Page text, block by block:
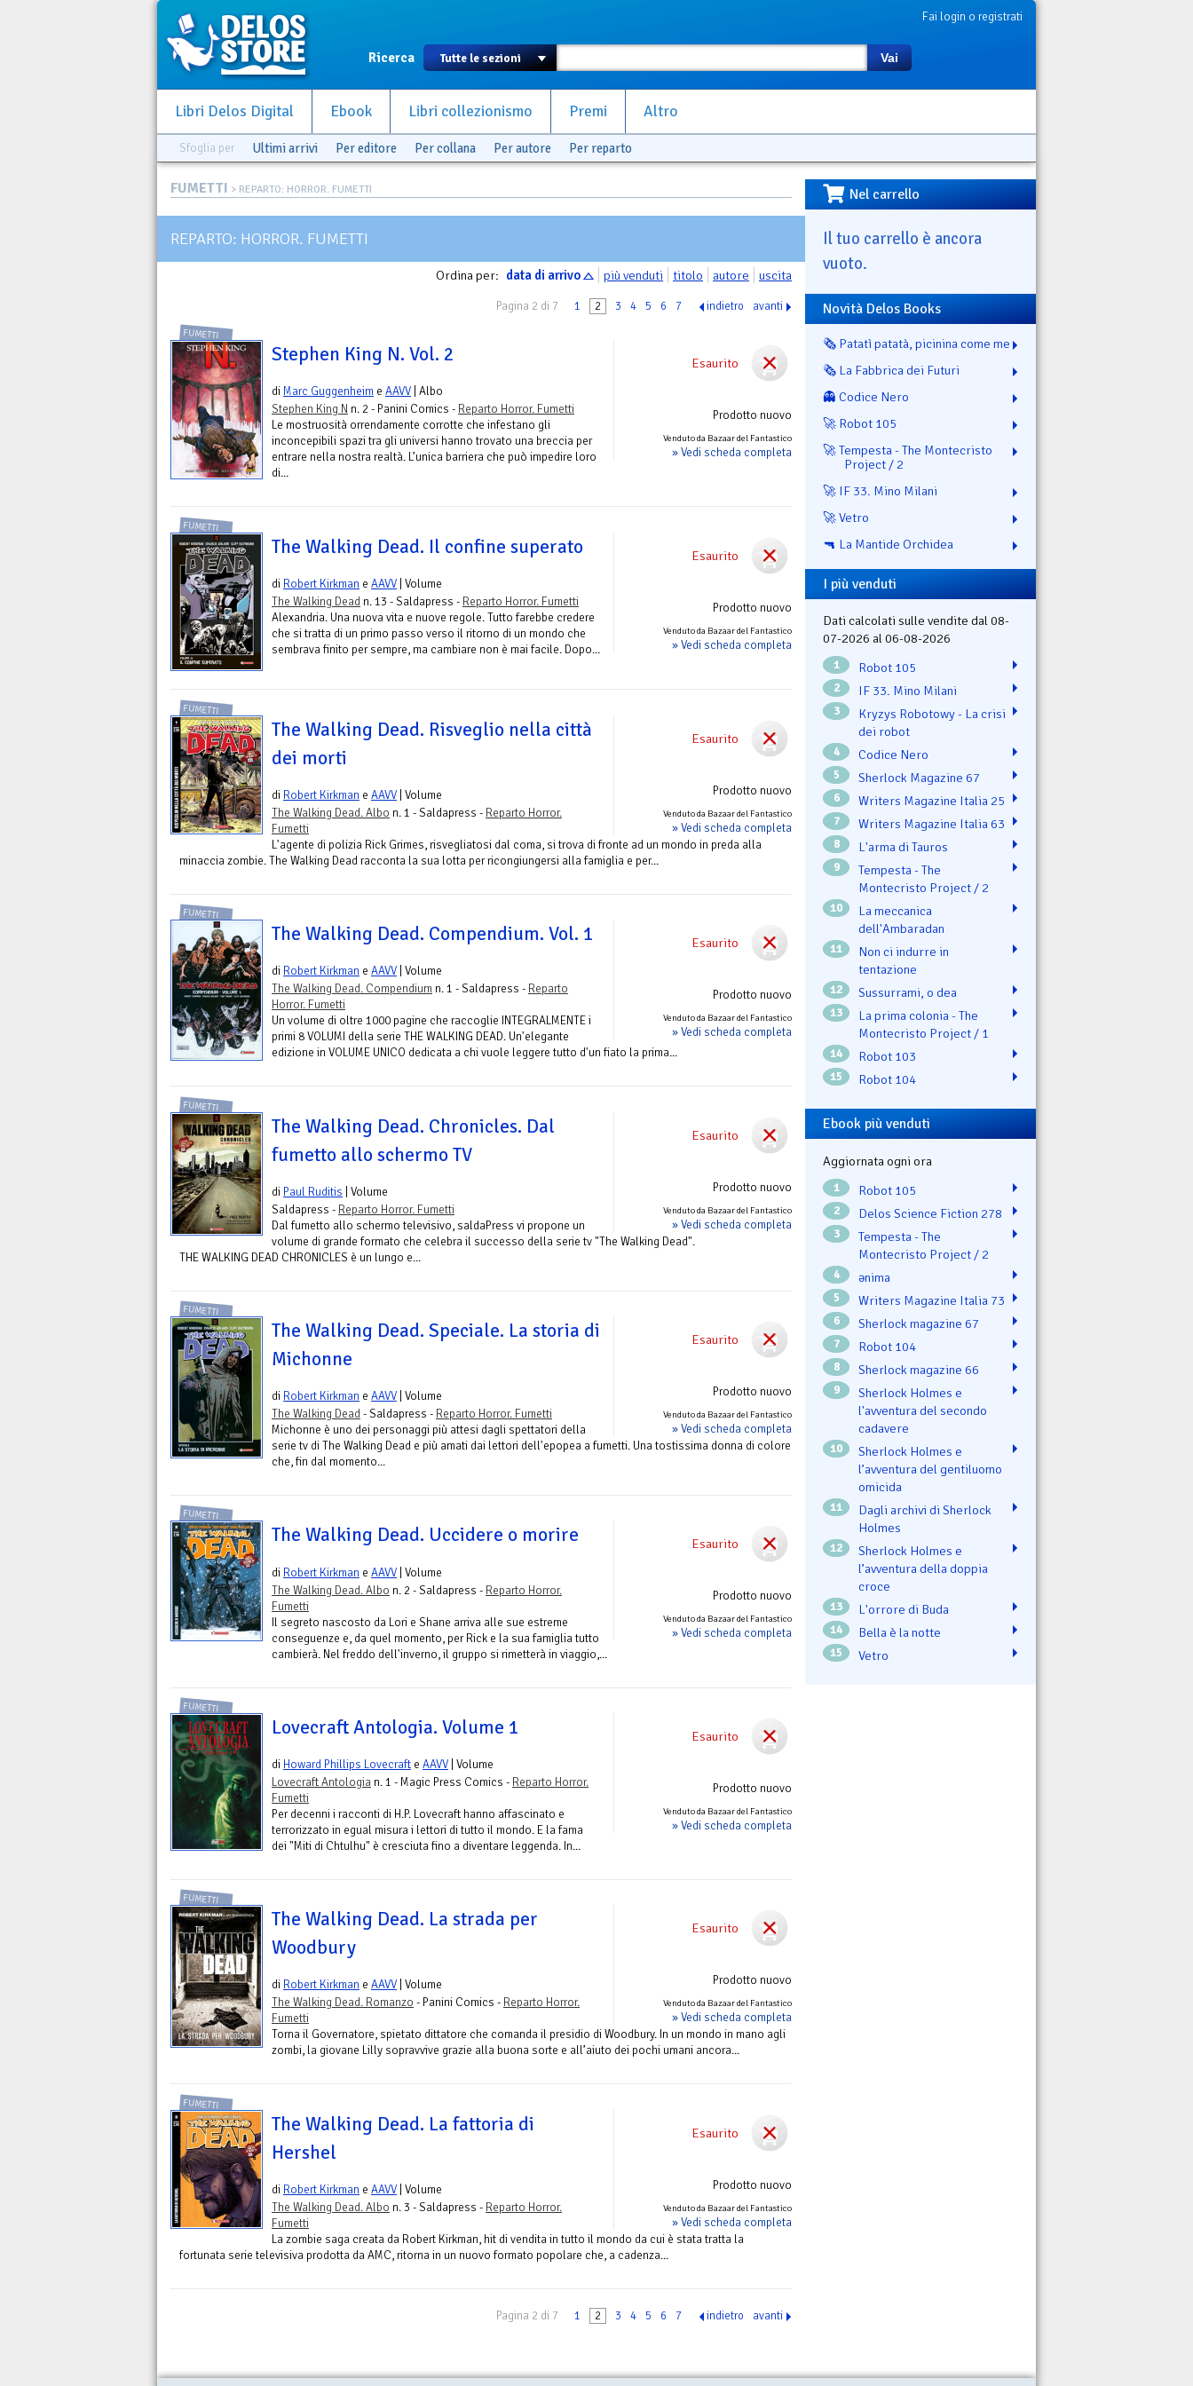
Fai login o registrati
Ricerca Vai
Libri Delos Digital Ebook Libri collezionismo Premi Altro
Sfoglia per Ultimi arrivi Per editore Per collana Per autore Per reparto
FUMETTI > REPARTO: HORROR. FUMETTI
REPARTO: HORROR. FUMETTI
Ordina per: data di arrivo più venduti titolo autore uscita
Pagina 2 di 7 1 2 3 4 5 6 7 indietro avanti
Esaurito
Prodotto nuovo
Venduto da Bazaar del Fantastico
» Vedi scheda completa
FUMETTI
Stephen King N. Vol. 2
di Marc Guggenheim e AAVV | Albo
Stephen King N n. 2 - Panini Comics - Reparto Horror. Fumetti
Le mostruosità orrendamente corrotte che infestano gli
inconcepibili spazi tra gli universi hanno trovato una breccia per
entrare nella nostra realtà. L’unica barriera che può impedire loro
di...
Esaurito
Prodotto nuovo
Venduto da Bazaar del Fantastico
» Vedi scheda completa
FUMETTI
The Walking Dead. Il confine superato
di Robert Kirkman e AAVV | Volume
The Walking Dead n. 13 - Saldapress - Reparto Horror. Fumetti
Alexandria. Una nuova vita e nuove regole. Tutto farebbe credere
che si tratta di un primo passo verso il ritorno di un mondo che
sembrava finito per sempre, ma cambiare non è mai facile. Dopo...
Esaurito
Prodotto nuovo
Venduto da Bazaar del Fantastico
» Vedi scheda completa
FUMETTI
The Walking Dead. Risveglio nella città
dei morti
di Robert Kirkman e AAVV | Volume
The Walking Dead. Albo n. 1 - Saldapress - Reparto Horror.
Fumetti
L'agente di polizia Rick Grimes, risvegliatosi dal coma, si trova di fronte ad un mondo in preda alla
minaccia zombie. The Walking Dead racconta la sua lotta per ricongiungersi alla famiglia e per...
Esaurito
Prodotto nuovo
Venduto da Bazaar del Fantastico
» Vedi scheda completa
FUMETTI
The Walking Dead. Compendium. Vol. 1
di Robert Kirkman e AAVV | Volume
The Walking Dead. Compendium n. 1 - Saldapress - Reparto
Horror. Fumetti
Un volume di oltre 1000 pagine che raccoglie INTEGRALMENTE i
primi 8 VOLUMI della serie THE WALKING DEAD. Un'elegante
edizione in VOLUME UNICO dedicata a chi vuole leggere tutto d'un fiato la prima...
Esaurito
Prodotto nuovo
Venduto da Bazaar del Fantastico
» Vedi scheda completa
FUMETTI
The Walking Dead. Chronicles. Dal
fumetto allo schermo TV
di Paul Ruditis | Volume
Saldapress - Reparto Horror. Fumetti
Dal fumetto allo schermo televisivo, saldaPress vi propone un
volume di grande formato che celebra il successo della serie tv "The Walking Dead".
THE WALKING DEAD CHRONICLES è un lungo e...
Esaurito
Prodotto nuovo
Venduto da Bazaar del Fantastico
» Vedi scheda completa
FUMETTI
The Walking Dead. Speciale. La storia di
Michonne
di Robert Kirkman e AAVV | Volume
The Walking Dead- Saldapress - Reparto Horror. Fumetti
Michonne è uno dei personaggi più attesi dagli spettatori della
serie tv di The Walking Dead e più amati dai lettori dell'epopea a fumetti. Una tostissima donna di colore
che, fin dal momento...
Esaurito
Prodotto nuovo
Venduto da Bazaar del Fantastico
» Vedi scheda completa
FUMETTI
The Walking Dead. Uccidere o morire
di Robert Kirkman e AAVV | Volume
The Walking Dead. Albo n. 2 - Saldapress - Reparto Horror.
Fumetti
Il segreto nascosto da Lori e Shane arriva alle sue estreme
conseguenze e, da quel momento, per Rick e la sua famiglia tutto
cambierà. Nel freddo dell'inverno, il gruppo si rimetterà in viaggio,...
Esaurito
Prodotto nuovo
Venduto da Bazaar del Fantastico
» Vedi scheda completa
FUMETTI
Lovecraft Antologia. Volume 1
di Howard Phillips Lovecraft e AAVV | Volume
Lovecraft Antologia n. 1 - Magic Press Comics - Reparto Horror.
Fumetti
Per decenni i racconti di H.P. Lovecraft hanno affascinato e
terrorizzato in egual misura i lettori di tutto il mondo. E la fama
dei "Miti di Chtulhu" è cresciuta fino a diventare leggenda. In...
Esaurito
Prodotto nuovo
Venduto da Bazaar del Fantastico
» Vedi scheda completa
FUMETTI
The Walking Dead. La strada per
Woodbury
di Robert Kirkman e AAVV | Volume
The Walking Dead. Romanzo - Panini Comics - Reparto Horror.
Fumetti
Torna il Governatore, spietato dittatore che comanda il presidio di Woodbury. In un mondo in mano agli
zombi, la giovane Lilly sopravvive grazie alla buona sorte e all’aiuto dei pochi umani ancora...
Esaurito
Prodotto nuovo
Venduto da Bazaar del Fantastico
» Vedi scheda completa
FUMETTI
The Walking Dead. La fattoria di
Hershel
di Robert Kirkman e AAVV | Volume
The Walking Dead. Albo n. 3 - Saldapress - Reparto Horror.
Fumetti
La zombie saga creata da Robert Kirkman, hit di vendita in tutto il mondo da cui è stata tratta la
fortunata serie televisiva prodotta da AMC, ritorna in un nuovo formato popolare che, a cadenza...
Pagina 2 di 7 1 2 3 4 5 6 7 indietro avanti
Nel carrello
Il tuo carrello è ancora
vuoto.
Novità Delos Books
🗞️ Patatì patatà, picinina come me
🗞️ La Fabbrica dei Futuri
👻 Codice Nero
🚀 Robot 105
🚀 Tempesta - The Montecristo
Project / 2
🚀 IF 33. Mino Milani
🚀 Vetro
🔫 La Mantide Orchidea
I più venduti
Dati calcolati sulle vendite dal 08-
07-2026 al 06-08-2026
1 Robot 105
2 IF 33. Mino Milani
3
Kryzys Robotowy - La crisi
dei robot
4 Codice Nero
5 Sherlock Magazine 67
6 Writers Magazine Italia 25
7 Writers Magazine Italia 63
8 L'arma di Tauros
9
Tempesta - The
Montecristo Project / 2
10
La meccanica
dell'Ambaradan
11
Non ci indurre in
tentazione
12 Sussurrami, o dea
13
La prima colonia - The
Montecristo Project / 1
14 Robot 103
15 Robot 104
Ebook più venduti
Aggiornata ogni ora
1 Robot 105
2 Delos Science Fiction 278
3
Tempesta - The
Montecristo Project / 2
4 ənima
5 Writers Magazine Italia 73
6 Sherlock magazine 67
7 Robot 104
8 Sherlock magazine 66
9
Sherlock Holmes e
l'avventura del secondo
cadavere
10
Sherlock Holmes e
l’avventura del gentiluomo
omicida
11
Dagli archivi di Sherlock
Holmes
12
Sherlock Holmes e
l’avventura della doppia
croce
13 L'orrore di Buda
14 Bella è la notte
15 Vetro